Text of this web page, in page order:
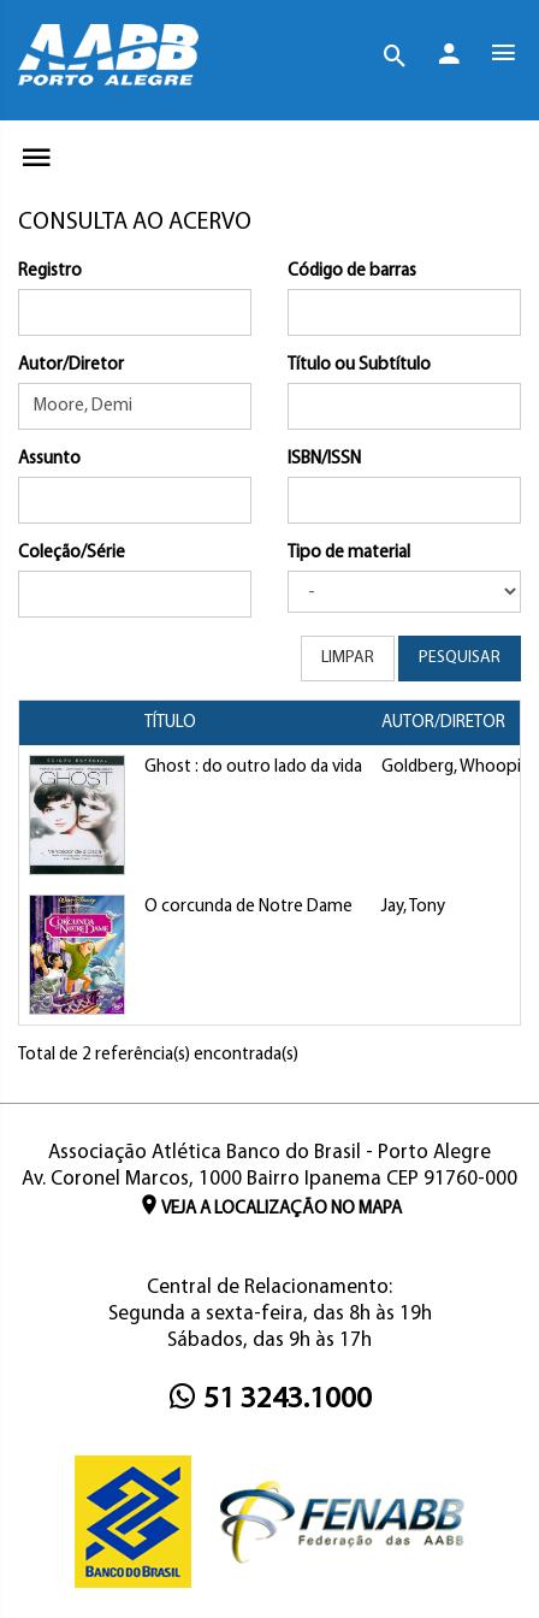
CONSULTA AO ACERVO
Registro Código de barras
Autor/Diretor Título ou Subtítulo
Assunto ISBN/ISSN
Coleção/Série Tipo de material
LIMPAR PESQUISAR
TÍTULO AUTOR/DIRETOR
Ghost : do outro lado da vida Goldberg, Whoopi
O corcunda de Notre Dame Jay, Tony
Total de 2 referência(s) encontrada(s)
Associação Atlética Banco do Brasil - Porto Alegre
Av. Coronel Marcos, 1000 Bairro Ipanema CEP 91760-000
VEJA A LOCALIZAÇÃO NO MAPA
Central de Relacionamento:
Segunda a sexta-feira, das 8h às 19h
Sábados, das 9h às 17h
51 3243.1000